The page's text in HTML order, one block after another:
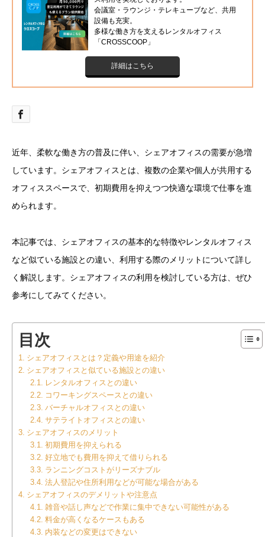
会議室・ラウンジ・テレキューブなど、共用
設備も充実。
多様な働き方を支えるレンタルオフィス
「CROSSCOOP」
詳細はこちら
近年、柔軟な働き方の普及に伴い、シェアオフィスの需要が急増
しています。シェアオフィスとは、複数の企業や個人が共用する
オフィススペースで、初期費用を抑えつつ快適な環境で仕事を進
められます。
本記事では、シェアオフィスの基本的な特徴やレンタルオフィス
など似ている施設との違い、利用する際のメリットについて詳し
く解説します。シェアオフィスの利用を検討している方は、ぜひ
参考にしてみてください。
目次
シェアオフィスとは？定義や用途を紹介
シェアオフィスと似ている施設との違い
レンタルオフィスとの違い
コワーキングスペースとの違い
バーチャルオフィスとの違い
サテライトオフィスとの違い
シェアオフィスのメリット
初期費用を抑えられる
好立地でも費用を抑えて借りられる
ランニングコストがリーズナブル
法人登記や住所利用などが可能な場合がある
シェアオフィスのデメリットや注意点
雑音や話し声などで作業に集中できない可能性がある
料金が高くなるケースもある
内装などの変更はできない